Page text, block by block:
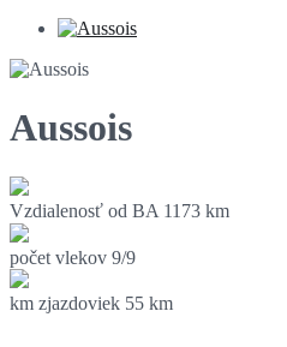
Aussois
Vzdialenosť od BA 1173 km
počet vlekov 9/9
km zjazdoviek 55 km